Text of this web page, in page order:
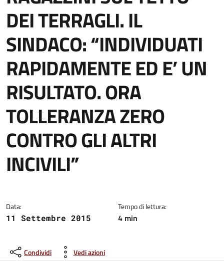
DEI TERRAGLI. IL
SINDACO: “INDIVIDUATI
RAPIDAMENTE ED E’ UN
RISULTATO. ORA
TOLLERANZA ZERO
CONTRO GLI ALTRI
INCIVILI”
Data:
11 Settembre 2015
Tempo di lettura:
4 min
Condividi Vedi azioni